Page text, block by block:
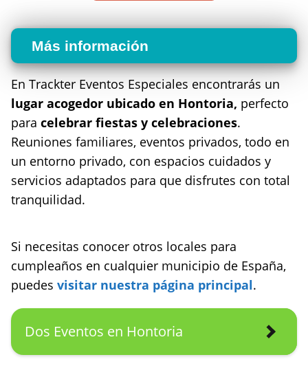
Más información
En Trackter Eventos Especiales encontrarás un
lugar acogedor ubicado en Hontoria, perfecto
para celebrar fiestas y celebraciones.
Reuniones familiares, eventos privados, todo en
un entorno privado, con espacios cuidados y
servicios adaptados para que disfrutes con total
tranquilidad.
Si necesitas conocer otros locales para
cumpleaños en cualquier municipio de España,
puedes visitar nuestra página principal.
Dos Eventos en Hontoria